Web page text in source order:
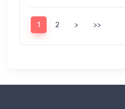
1 2 > >>